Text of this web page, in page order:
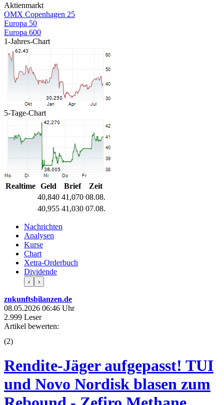
Aktienmarkt
OMX Copenhagen 25
Europa 50
Europa 600
1-Jahres-Chart
5-Tage-Chart
Realtime Geld Brief
Zeit
40,840 41,070 08.08.
40,955 41,030 07.08.
Nachrichten
Analysen
Kurse
Chart
Xetra-Orderbuch
Dividende
‹ ›
zukunftsbilanzen.de
08.05.2026 06:46 Uhr
2.999 Leser
Artikel bewerten:
(2)
Rendite-Jäger aufgepasst! TUI
und Novo Nordisk blasen zum